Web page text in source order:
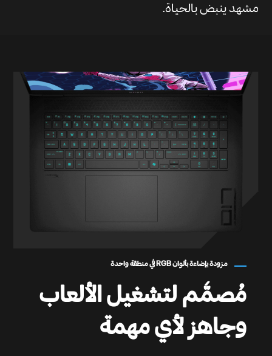
مشهد ينبض بالحياة.
مزودة بإضاءة بألوان RGB في منطقة واحدة
مُصمَّم لتشغيل الألعاب
وجاهز لأي مهمة